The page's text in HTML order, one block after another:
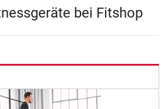
bei Fitshop